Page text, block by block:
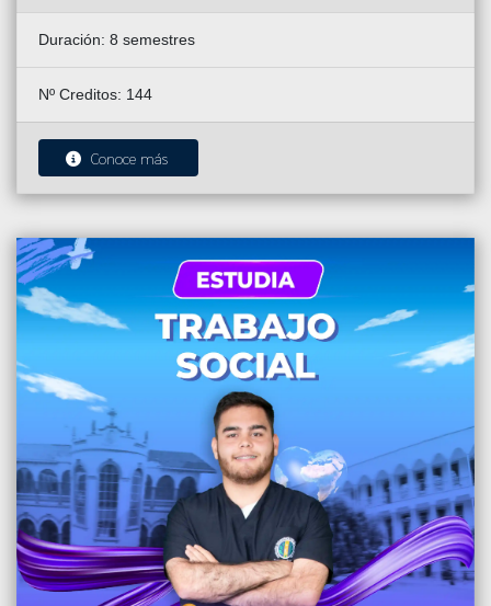
Duración: 8 semestres
Nº Creditos: 144
Conoce más